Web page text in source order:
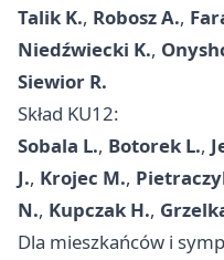
Talik K., Robosz A.,
Niedźwiecki K.,
Siewior R.
Skład KU12:
Sobala L., Botorek L.,
J., Krojec M.,
N., Kupczak H.,
Dla mieszkańców i